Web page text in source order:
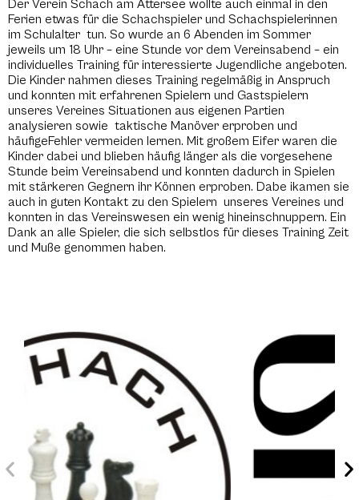
Der Verein Schach am Attersee wollte auch einmal in den
Ferien etwas für die Schachspieler und Schachspielerinnen
im Schulalter tun. So wurde an 6 Abenden im Sommer
jeweils um 18 Uhr – eine Stunde vor dem Vereinsabend – ein
individuelles Training für interessierte Jugendliche angeboten.
Die Kinder nahmen dieses Training regelmäßig in Anspruch
und konnten mit erfahrenen Spielern und Gastspielern
unseres Vereines Situationen aus eigenen Partien
analysieren sowie taktische Manöver erproben und
häufigeFehler vermeiden lernen. Mit großem Eifer waren die
Kinder dabei und blieben häufig länger als die vorgesehene
Stunde beim Vereinsabend und konnten dadurch in Spielen
mit stärkeren Gegnern ihr Können erproben. Dabe ikamen sie
auch in guten Kontakt zu den Spielern unseres Vereines und
konnten in das Vereinswesen ein wenig hineinschnuppern. Ein
Dank an alle Spieler, die sich selbstlos für dieses Training Zeit
und Muße genommen haben.